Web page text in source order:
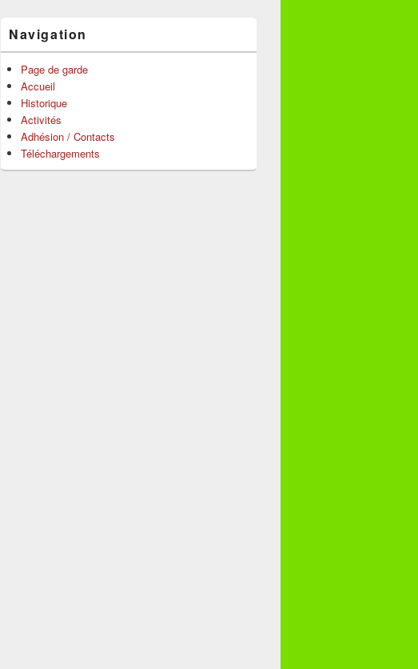
barre
latérale
Navigation
Page de garde
Accueil
Historique
Activités
Adhésion / Contacts
Téléchargements